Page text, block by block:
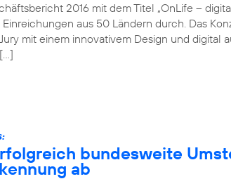
2016 mit dem Titel „OnLife –
aus 50 Ländern durch. Das
mit einem innovativem Design und digital
bundesweite
ab